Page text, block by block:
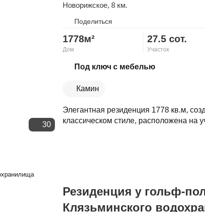
30
Новорижское, 8 км.
Поделиться
Скопировать ссылку
1778м²
Дом
27.5 сот.
Участок
Под ключ с мебелью
Камин
Элегантная резиденция 1778 кв.м,
классическом стиле, расположена на
Резиденция у гольф-
Клязьминского